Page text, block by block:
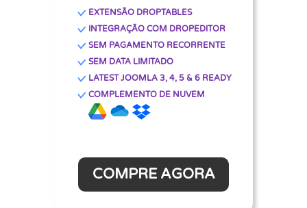
EXTENSÃO DROPTABLES
INTEGRAÇÃO COM DROPEDITOR
SEM PAGAMENTO RECORRENTE
SEM DATA LIMITADO
LATEST JOOMLA 3, 4, 5 & 6 READY
COMPLEMENTO DE NUVEM
COMPRE AGORA